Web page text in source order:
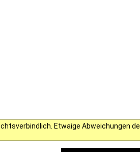
Etwaige Abweichungen